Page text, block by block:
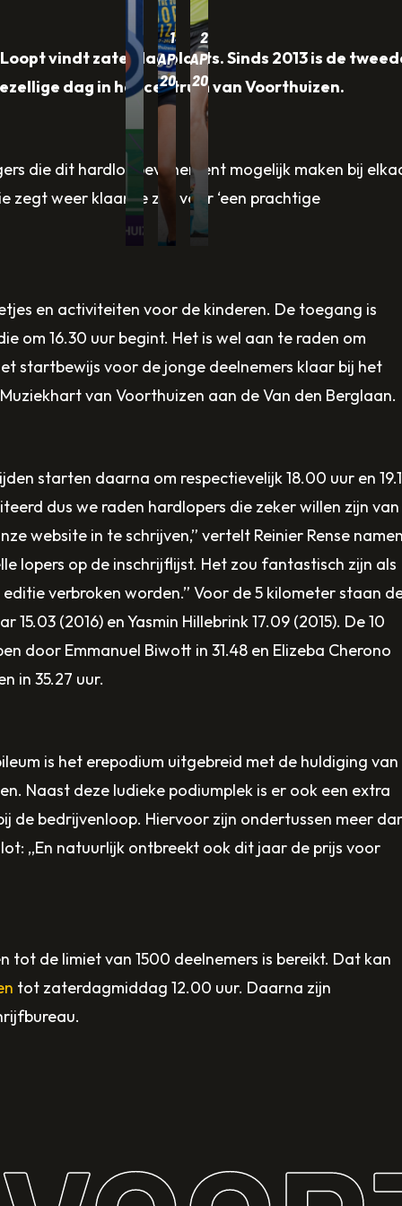
vindt zaterdag plaats. Sinds 2013 is de
dag in het centrum van Voorthuizen.
die dit hardloopevenement mogelijk maken bij
weer klaar te zijn voor ‘een prachtige
en activiteiten voor de kinderen. De toegang is
om 16.30 uur begint. Het is wel aan te raden om
startbewijs voor de jonge deelnemers klaar bij het
van Voorthuizen aan de Van den Berglaan.
starten daarna om respectievelijk 18.00 uur en
dus we raden hardlopers die zeker willen zijn van
website in te schrijven,” vertelt Reinier Rense
lopers op de inschrijflijst. Het zou fantastisch zijn als
verbroken worden.” Voor de 5 kilometer staan
(2016) en Yasmin Hillebrink 17.09 (2015). De 10
door Emmanuel Biwott in 31.48 en Elizeba Cherono
in 35.27 uur.
is het erepodium uitgebreid met de huldiging van
Naast deze ludieke podiumplek is er ook een extra
de bedrijvenloop. Hiervoor zijn ondertussen meer
,,En natuurlijk ontbreekt ook dit jaar de prijs voor
tot de limiet van 1500 deelnemers is bereikt. Dat kan
tot zaterdagmiddag 12.00 uur. Daarna zijn
WARM
WEER
OP
KOMST
LOOP
VERSTANDIG!
Voor
zaterdag
wordt
Op
basis
van
de
Voorthuizen
Loopt
weersontwikkeli
13
APRIL
2024
GOUDEN
BOS
DYNAMICS
Bos
Dynamics
is
ook
dit
jaar
van
Voorthuizen
Loopt!
25
APRIL
2024
VOOR
GOUD!
evenement
kan
zonder
sponsors
we
enorm
blij
met
EeStairs
als